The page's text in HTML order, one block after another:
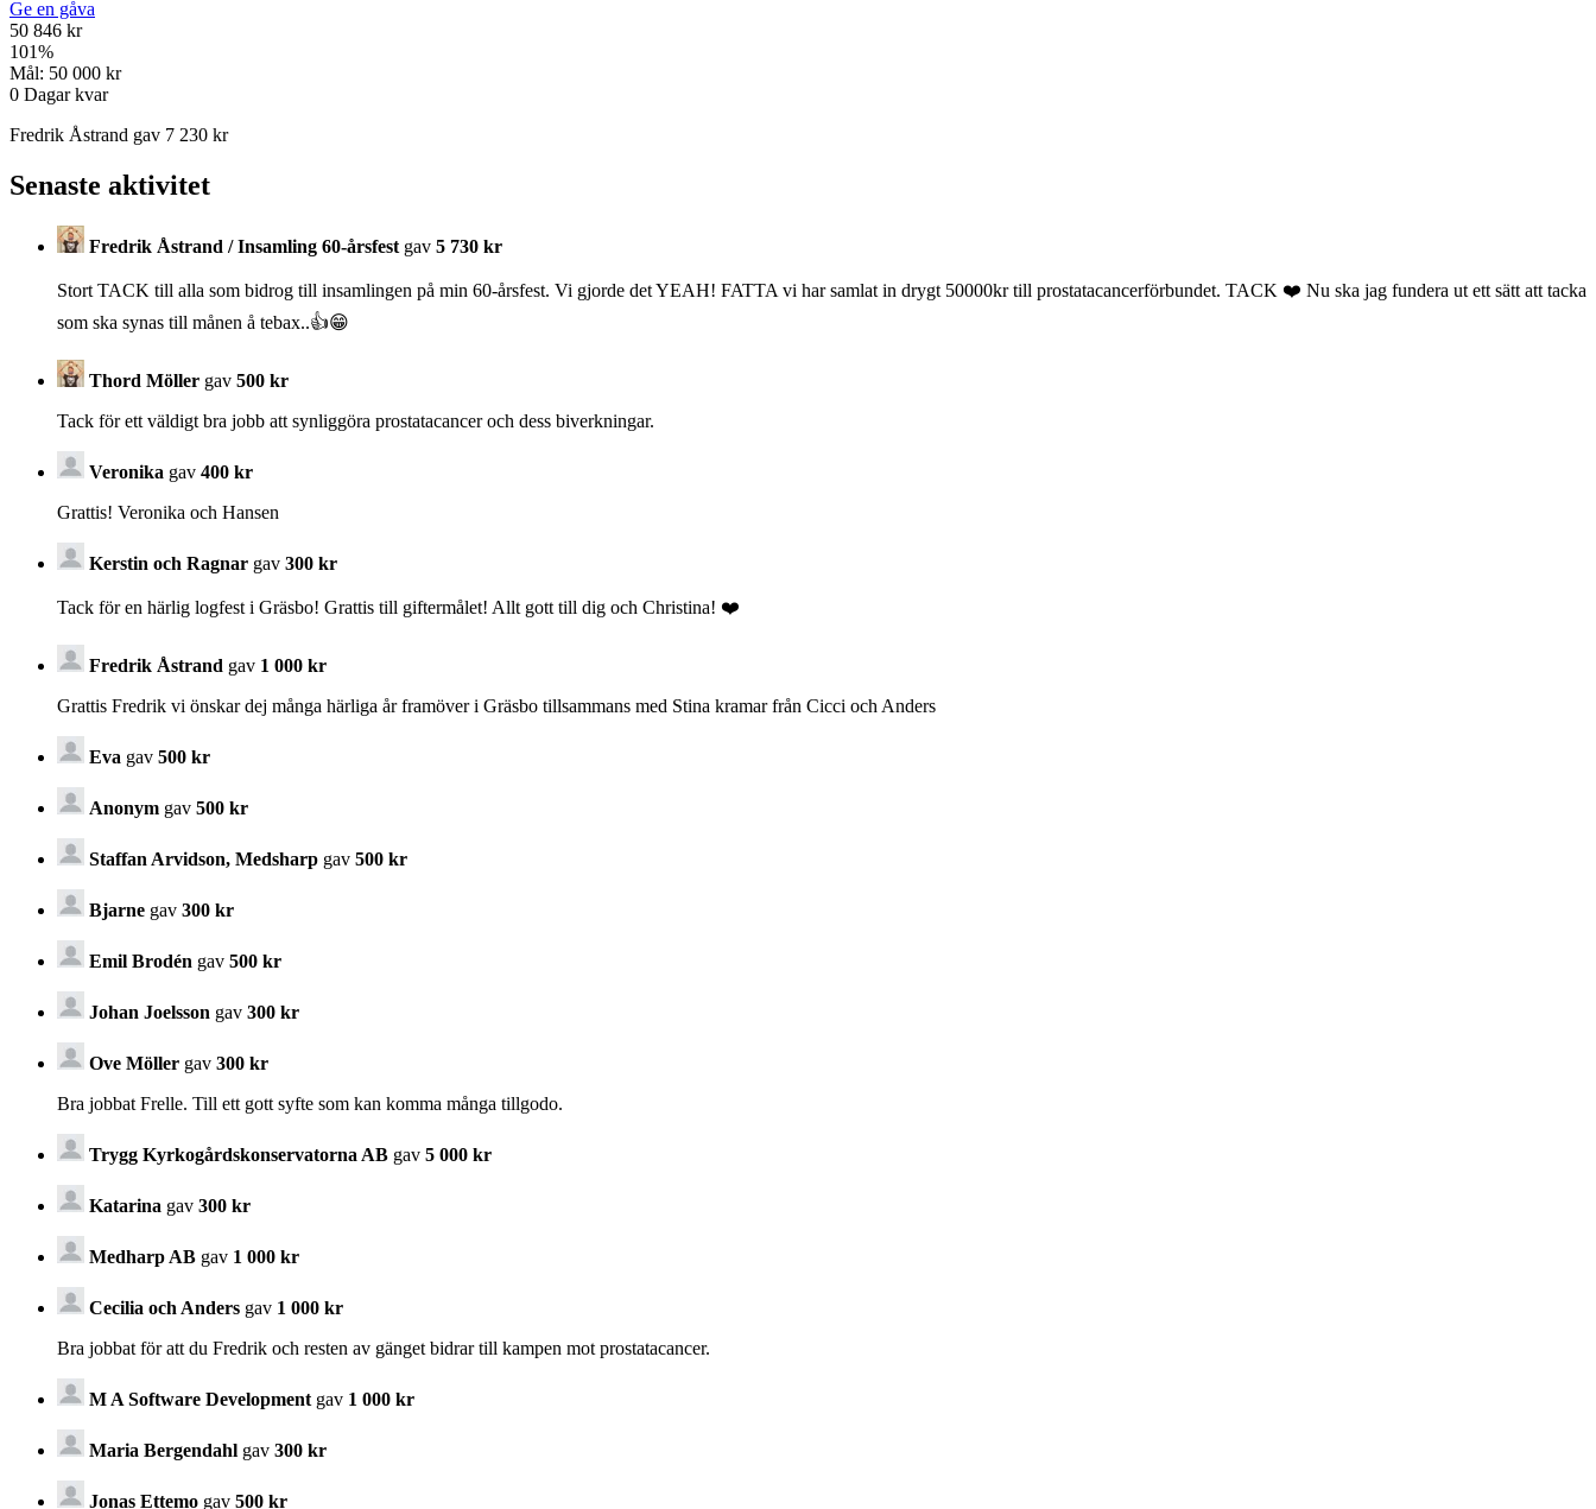
Ge en gåva
50 846 kr
101%
Mål: 50 000 kr
0 Dagar kvar
Fredrik Åstrand gav 7 230 kr
Senaste aktivitet
Fredrik Åstrand / Insamling 60-årsfest gav 5 730 kr
Stort TACK till alla som bidrog till insamlingen på min 60-årsfest. Vi gjorde det YEAH! FATTA vi har samlat in drygt 50000kr till prostatacancerförbundet. TACK ❤️ Nu ska jag fundera ut ett sätt att tacka
som ska synas till månen å tebax..👍😁
Thord Möller gav 500 kr
Tack för ett väldigt bra jobb att synliggöra prostatacancer och dess biverkningar.
Veronika gav 400 kr
Grattis! Veronika och Hansen
Kerstin och Ragnar gav 300 kr
Tack för en härlig logfest i Gräsbo! Grattis till giftermålet! Allt gott till dig och Christina! ❤️
Fredrik Åstrand gav 1 000 kr
Grattis Fredrik vi önskar dej många härliga år framöver i Gräsbo tillsammans med Stina kramar från Cicci och Anders
Eva gav 500 kr
Anonym gav 500 kr
Staffan Arvidson, Medsharp gav 500 kr
Bjarne gav 300 kr
Emil Brodén gav 500 kr
Johan Joelsson gav 300 kr
Ove Möller gav 300 kr
Bra jobbat Frelle. Till ett gott syfte som kan komma många tillgodo.
Trygg Kyrkogårdskonservatorna AB gav 5 000 kr
Katarina gav 300 kr
Medharp AB gav 1 000 kr
Cecilia och Anders gav 1 000 kr
Bra jobbat för att du Fredrik och resten av gänget bidrar till kampen mot prostatacancer.
M A Software Development gav 1 000 kr
Maria Bergendahl gav 300 kr
Jonas Ettemo gav 500 kr